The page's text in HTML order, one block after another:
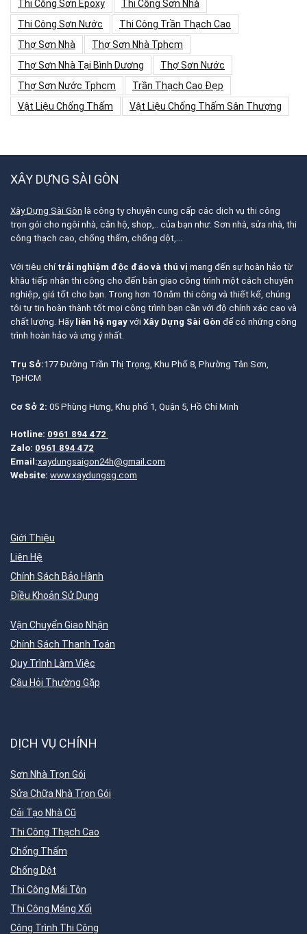
Thi Công Sơn Epoxy
Thi Công Sơn Nhà
Thi Công Sơn Nước
Thi Công Trần Thạch Cao
Thợ Sơn Nhà
Thợ Sơn Nhà Tphcm
Thợ Sơn Nhà Tại Bình Dương
Thợ Sơn Nước
Thợ Sơn Nước Tphcm
Trần Thạch Cao Đẹp
Vật Liệu Chống Thấm
Vật Liệu Chống Thấm Sân Thượng
XÂY DỰNG SÀI GÒN
Xây Dựng Sài Gòn là công ty chuyên cung cấp các dịch vụ thi công
trọn gói cho ngôi nhà, căn hộ, shop,.. của bạn như: Sơn nhà, sửa nhà, thi
công thạch cao, chống thấm, chống dột,…
Với tiêu chí trải nghiệm độc đáo và thú vị mang đến sự hoàn hảo từ
khâu tiếp nhận thi công cho đến bàn giao công trình một cách chuyên
nghiệp, giá tốt cho bạn. Trong hơn 10 năm thi công và thiết kế, chúng
tôi tự tin hoàn thành tốt mọi công trình bạn cần với độ chính xác cao và
chất lượng. Hãy liên hệ ngay với Xây Dựng Sài Gòn để có những công
trình hoàn hảo và ưng ý nhất.
Trụ Sở:177 Đường Trần Thị Trọng, Khu Phố 8, Phường Tân Sơn,
TpHCM
Cơ Sở 2: 05 Phùng Hưng, Khu phố 1, Quận 5, Hồ Chí Minh
Hotline: 0961 894 472
Zalo: 0961 894 472
Email:xaydungsaigon24h@gmail.com
Website: www.xaydungsg.com
Giới Thiệu
Liên Hệ
Chính Sách Bảo Hành
Điều Khoản Sử Dụng
Vận Chuyển Giao Nhận
Chính Sách Thanh Toán
Quy Trình Làm Việc
Câu Hỏi Thường Gặp
DỊCH VỤ CHÍNH
Sơn Nhà Trọn Gói
Sửa Chữa Nhà Trọn Gói
Cải Tạo Nhà Cũ
Thi Công Thạch Cao
Chống Thấm
Chống Dột
Thi Công Mái Tôn
Thi Công Máng Xối
Công Trình Thi Công